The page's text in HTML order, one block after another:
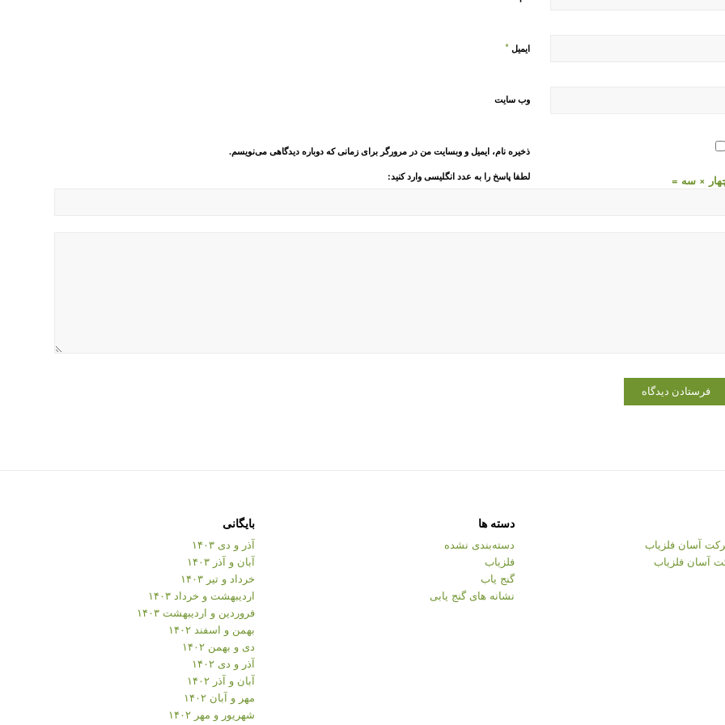
ایمیل *
وب‌ سایت
ذخیره نام، ایمیل و وبسایت من در مرورگر برای زمانی که دوباره دیدگاهی می‌نویسم.
لطفا پاسخ را به عدد انگلیسی وارد کنید: × سه =
آسان فلزیاب
آسان فلزیاب
دسته ها
دسته‌بندی نشده
فلزیاب
گنج یاب
نشانه های گنج یابی
بایگانی
آذر و دی ۱۴۰۳
آبان و آذر ۱۴۰۳
خرداد و تیر ۱۴۰۳
اردیبهشت و خرداد ۱۴۰۳
فروردین و اردیبهشت ۱۴۰۳
بهمن و اسفند ۱۴۰۲
دی و بهمن ۱۴۰۲
آذر و دی ۱۴۰۲
آبان و آذر ۱۴۰۲
مهر و آبان ۱۴۰۲
شهریور و مهر ۱۴۰۲